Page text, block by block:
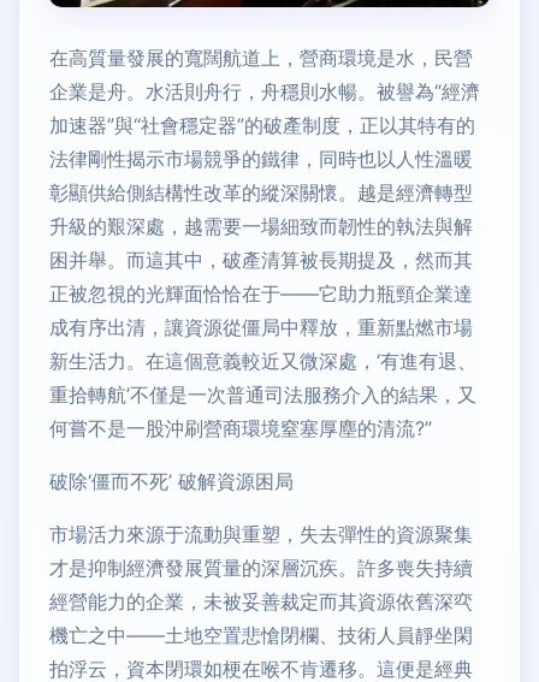
在高質量發展的寬闊航道上，營商環境是水，民營
企業是舟。水活則舟行，舟穩則水暢。被譽為“經濟
加速器”與“社會穩定器”的破產制度，正以其特有的
法律剛性揭示市場競爭的鐵律，同時也以人性溫暖
彰顯供給側結構性改革的縱深關懷。越是經濟轉型
升級的艱深處，越需要一場細致而韌性的執法與解
困并舉。而這其中，破產清算被長期提及，然而其
正被忽視的光輝面恰恰在于——它助力瓶頸企業達
成有序出清，讓資源從僵局中釋放，重新點燃市場
新生活力。在這個意義較近又微深處，‘有進有退、
重拾轉航’不僅是一次普通司法服務介入的結果，又
何嘗不是一股沖刷營商環境窒塞厚塵的清流?”
破除‘僵而不死’ 破解資源困局
市場活力來源于流動與重塑，失去彈性的資源聚集
才是抑制經濟發展質量的深層沉疾。許多喪失持續
經營能力的企業，未被妥善裁定而其資源依舊深亪
機亡之中——土地空置悲愴閉欄、技術人員靜坐閑
拍浮云，資本閉環如梗在喉不肯遷移。這便是經典